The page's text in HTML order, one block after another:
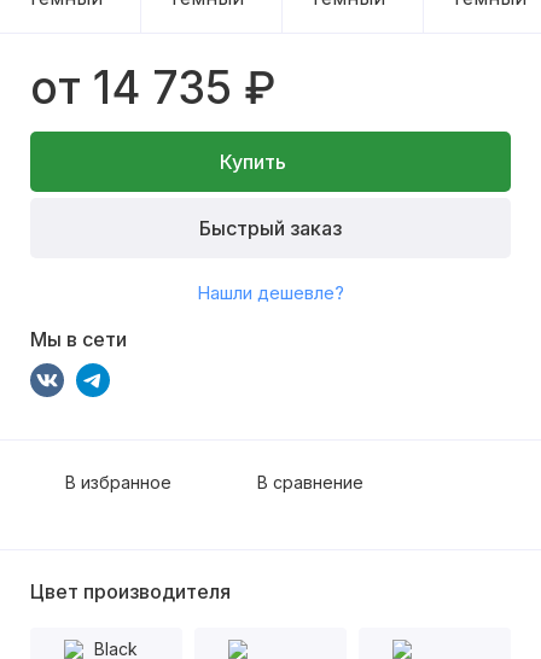
от 14 735 ₽
Купить
Быстрый заказ
Нашли дешевле?
Мы в сети
В избранное В сравнение
Цвет производителя